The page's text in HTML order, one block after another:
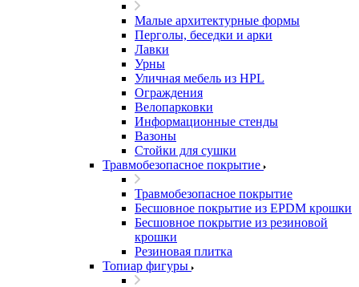
Малые архитектурные формы
Перголы, беседки и арки
Лавки
Урны
Уличная мебель из HPL
Ограждения
Велопарковки
Информационные стенды
Вазоны
Стойки для сушки
Травмобезопасное покрытие
Травмобезопасное покрытие
Бесшовное покрытие из EPDM крошки
Бесшовное покрытие из резиновой
крошки
Резиновая плитка
Топиар фигуры